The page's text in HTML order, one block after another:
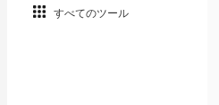
すべてのツール